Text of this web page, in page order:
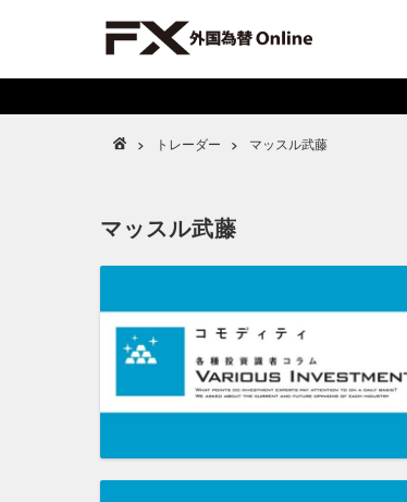
トレーダー マッスル武藤
マッスル武藤